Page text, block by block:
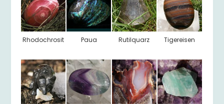
Rhodochrosit Paua Rutilquarz Tigereisen